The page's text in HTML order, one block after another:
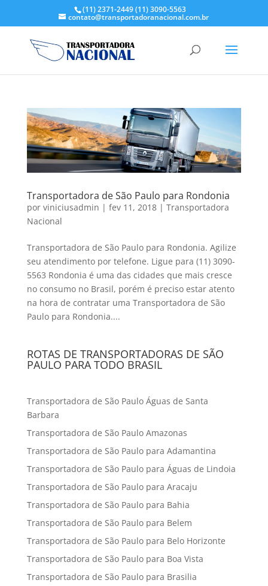
(11) 2371-2449(11) 3090-5563
contato@transportadoranacional.com.br
Transportadora de São Paulo para Rondonia
por viniciusadmin | fev 11, 2018| Transportadora
Nacional
Transportadora de São Paulo para Rondonia. Agilize
seu atendimento por telefone. Ligue para (11) 3090-
5563 Rondonia é uma das cidades que mais cresce
no consumo no Brasil, porém é preciso estar atento
na hora de contratar uma Transportadora de São
Paulo para Rondonia....
ROTAS DE TRANSPORTADORAS DE SÃO
PAULO PARA TODO BRASIL
Transportadora de São Paulo Águas de Santa
Barbara
Transportadora de São Paulo Amazonas
Transportadora de São Paulo para Adamantina
Transportadora de São Paulo para Águas de Lindoia
Transportadora de São Paulo para Aracaju
Transportadora de São Paulo para Bahia
Transportadora de São Paulo para Belem
Transportadora de São Paulo para Belo Horizonte
Transportadora de São Paulo para Boa Vista
Transportadora de São Paulo para Brasilia